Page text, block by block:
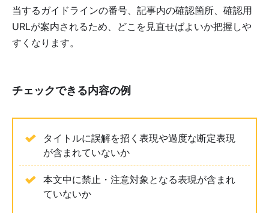
当するガイドラインの番号、記事内の確認箇所、確認用
URLが案内されるため、どこを見直せばよいか把握しや
すくなります。
チェックできる内容の例
タイトルに誤解を招く表現や過度な断定表現
が含まれていないか
本文中に禁止・注意対象となる表現が含まれ
ていないか